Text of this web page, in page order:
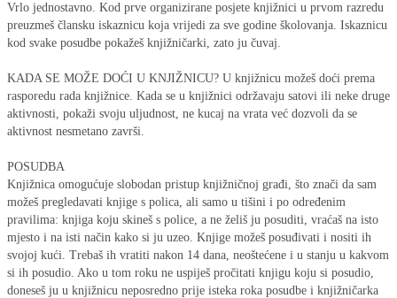
Vrlo jednostavno. Kod prve organizirane posjete knjižnici u prvom razredu
preuzmeš člansku iskaznicu koja vrijedi za sve godine školovanja. Iskaznicu
kod svake posudbe pokažeš knjižničarki, zato ju čuvaj.
KADA SE MOŽE DOĆI U KNJIŽNICU? U knjižnicu možeš doći prema
rasporedu rada knjižnice. Kada se u knjižnici održavaju satovi ili neke druge
aktivnosti, pokaži svoju uljudnost, ne kucaj na vrata već dozvoli da se
aktivnost nesmetano završi.
POSUDBA
Knjižnica omogućuje slobodan pristup knjižničnoj građi, što znači da sam
možeš pregledavati knjige s polica, ali samo u tišini i po određenim
pravilima: knjiga koju skineš s police, a ne želiš ju posuditi, vraćaš na isto
mjesto i na isti način kako si ju uzeo. Knjige možeš posuđivati i nositi ih
svojoj kući. Trebaš ih vratiti nakon 14 dana, neoštećene i u stanju u kakvom
si ih posudio. Ako u tom roku ne uspiješ pročitati knjigu koju si posudio,
doneseš ju u knjižnicu neposredno prije isteka roka posudbe i knjižničarka